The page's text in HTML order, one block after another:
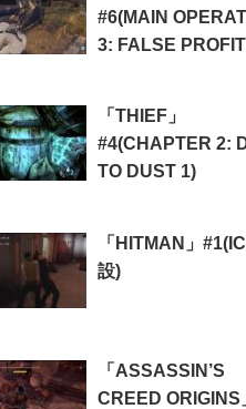
#6(MAIN
3: FALSE
「THIEF」
#4(CHAPTER 2:
TO DUST 1)
「HITMAN」
設)
「ASSASSIN’S
CREED ORIGINS